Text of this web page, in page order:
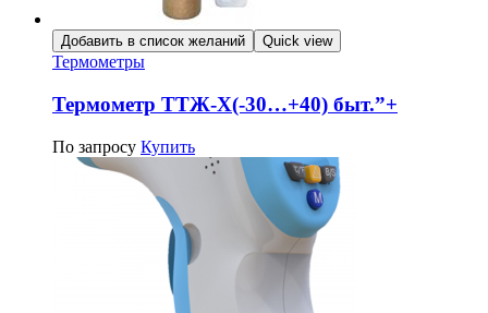
Добавить в список желаний Quick view
Термометры
Термометр ТТЖ-Х(-30…+40) быт.”+
По запросу Купить